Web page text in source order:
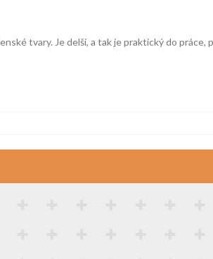
tvary. Je delší, a tak je praktický do práce,